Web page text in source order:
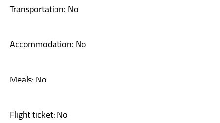
Transportation: No
Accommodation: No
Meals: No
Flight ticket: No